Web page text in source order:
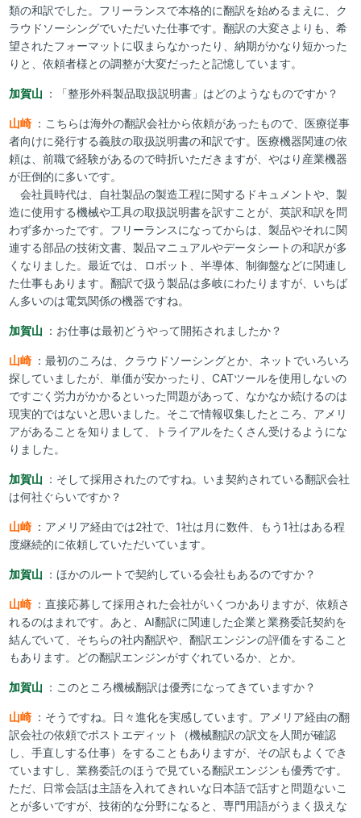
類の和訳でした。フリーランスで本格的に翻訳を始めるまえに、ク
ラウドソーシングでいただいた仕事です。翻訳の大変さよりも、希
望されたフォーマットに収まらなかったり、納期がかなり短かった
りと、依頼者様との調整が大変だったと記憶しています。
加賀山 ：「整形外科製品取扱説明書」はどのようなものですか？
山崎 ：こちらは海外の翻訳会社から依頼があったもので、医療従事
者向けに発行する義肢の取扱説明書の和訳です。医療機器関連の依
頼は、前職で経験があるので時折いただきますが、やはり産業機器
が圧倒的に多いです。
会社員時代は、自社製品の製造工程に関するドキュメントや、製
造に使用する機械や工具の取扱説明書を訳すことが、英訳和訳を問
わず多かったです。フリーランスになってからは、製品やそれに関
連する部品の技術文書、製品マニュアルやデータシートの和訳が多
くなりました。最近では、ロボット、半導体、制御盤などに関連し
た仕事もあります。翻訳で扱う製品は多岐にわたりますが、いちば
ん多いのは電気関係の機器ですね。
加賀山 ：お仕事は最初どうやって開拓されましたか？
山崎 ：最初のころは、クラウドソーシングとか、ネットでいろいろ
探していましたが、単価が安かったり、CATツールを使用しないの
ですごく労力がかかるといった問題があって、なかなか続けるのは
現実的ではないと思いました。そこで情報収集したところ、アメリ
アがあることを知りまして、トライアルをたくさん受けるようにな
りました。
加賀山 ：そして採用されたのですね。いま契約されている翻訳会社
は何社ぐらいですか？
山崎 ：アメリア経由では2社で、1社は月に数件、もう1社はある程
度継続的に依頼していただいています。
加賀山 ：ほかのルートで契約している会社もあるのですか？
山崎 ：直接応募して採用された会社がいくつかありますが、依頼さ
れるのはまれです。あと、AI翻訳に関連した企業と業務委託契約を
結んでいて、そちらの社内翻訳や、翻訳エンジンの評価をすること
もあります。どの翻訳エンジンがすぐれているか、とか。
加賀山 ：このところ機械翻訳は優秀になってきていますか？
山崎 ：そうですね。日々進化を実感しています。アメリア経由の翻
訳会社の依頼でポストエディット（機械翻訳の訳文を人間が確認
し、手直しする仕事）をすることもありますが、その訳もよくでき
ていますし、業務委託のほうで見ている翻訳エンジンも優秀です。
ただ、日常会話は主語を入れてきれいな日本語で話すと問題ないこ
とが多いですが、技術的な分野になると、専門用語がうまく扱えな